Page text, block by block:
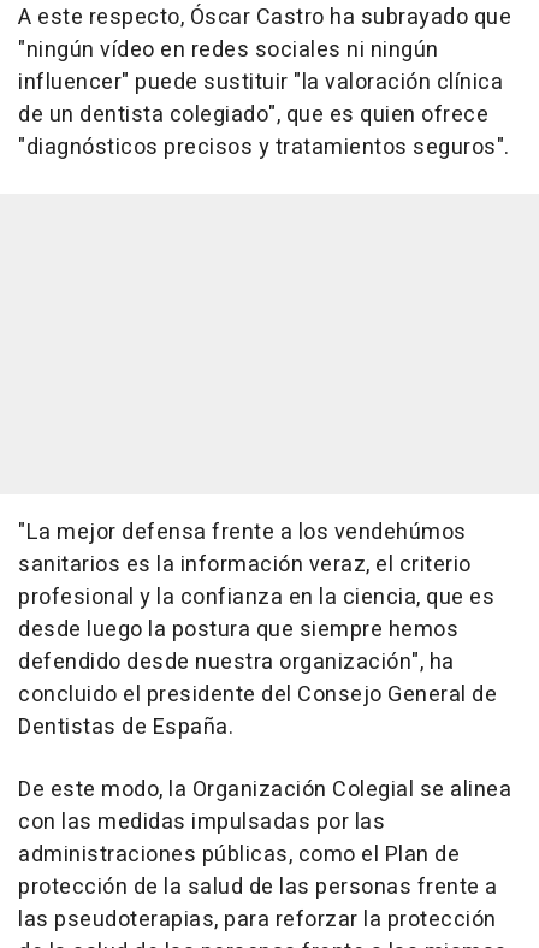
A este respecto, Óscar Castro ha subrayado que
"ningún vídeo en redes sociales ni ningún
influencer" puede sustituir "la valoración clínica
de un dentista colegiado", que es quien ofrece
"diagnósticos precisos y tratamientos seguros".
"La mejor defensa frente a los vendehúmos
sanitarios es la información veraz, el criterio
profesional y la confianza en la ciencia, que es
desde luego la postura que siempre hemos
defendido desde nuestra organización", ha
concluido el presidente del Consejo General de
Dentistas de España.
De este modo, la Organización Colegial se alinea
con las medidas impulsadas por las
administraciones públicas, como el Plan de
protección de la salud de las personas frente a
las pseudoterapias, para reforzar la protección